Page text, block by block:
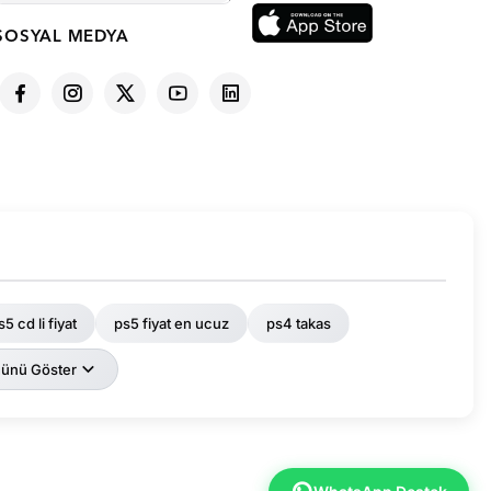
MEDYA
cd li fiyat ps5 fiyat en ucuz ps4 takas
Göster